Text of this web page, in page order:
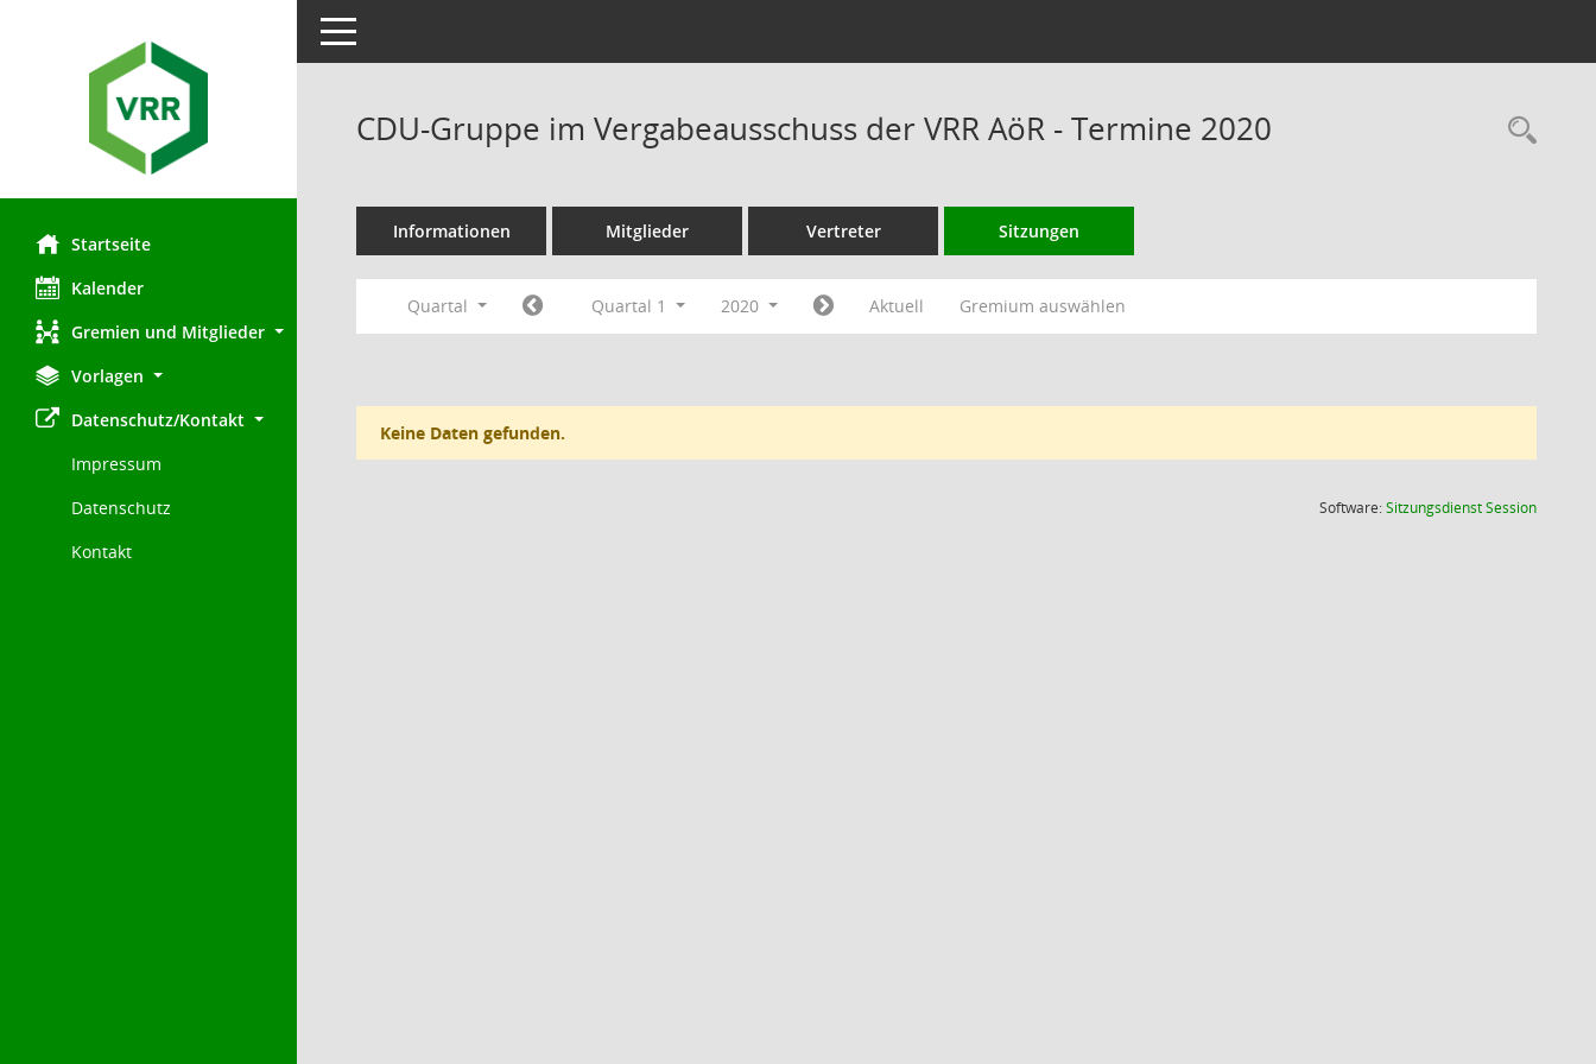
Startseite
Kalender
Gremien und Mitglieder
Vorlagen
Datenschutz/Kontakt
Impressum
Datenschutz
Kontakt
Toggle navigation
CDU-Gruppe im Vergabeausschuss der VRR AöR - Termine 2020
Informationen Mitglieder Vertreter Sitzungen
Quartal Quartal 1 2020 Aktuell Gremium auswählen
Keine Daten gefunden.
Software:SitzungsdienstSession(Wird in